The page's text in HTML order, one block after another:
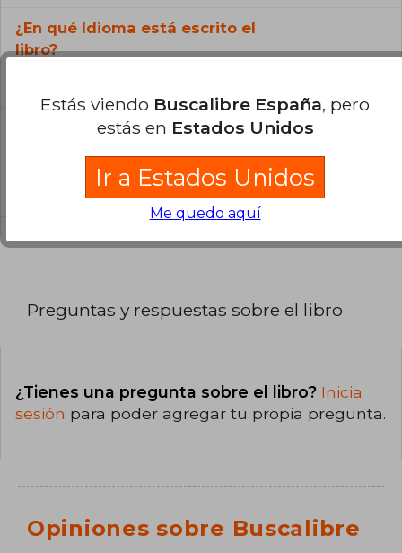
¿En qué Idioma está escrito el
libro?
¿Cuál es la encuadernación de este libro?
La encuadernación de esta edición es Tapa
Preguntas y respuestas sobre el libro
¿Tienes una pregunta sobre el libro? Inicia
sesión para poder agregar tu propia pregunta.
Opiniones sobre Buscalibre
Estás viendo Buscalibre España, pero
estás en Estados Unidos
Ir a Estados Unidos
Me quedo aquí